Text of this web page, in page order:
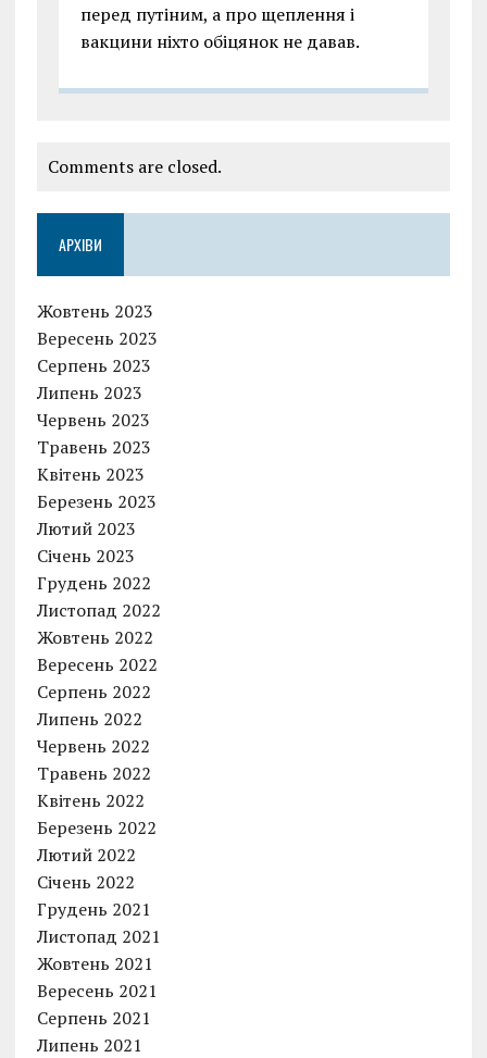
перед путіним, а про щеплення і
вакцини ніхто обіцянок не давав.
Comments are closed.
АРХІВИ
Жовтень 2023
Вересень 2023
Серпень 2023
Липень 2023
Червень 2023
Травень 2023
Квітень 2023
Березень 2023
Лютий 2023
Січень 2023
Грудень 2022
Листопад 2022
Жовтень 2022
Вересень 2022
Серпень 2022
Липень 2022
Червень 2022
Травень 2022
Квітень 2022
Березень 2022
Лютий 2022
Січень 2022
Грудень 2021
Листопад 2021
Жовтень 2021
Вересень 2021
Серпень 2021
Липень 2021